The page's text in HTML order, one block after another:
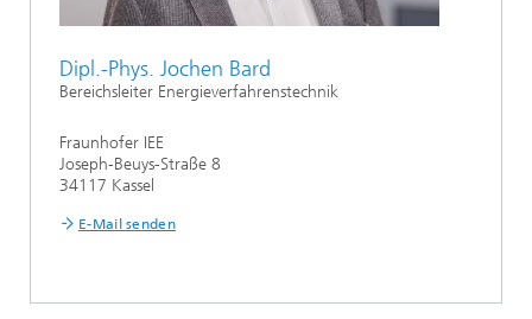
Dipl.-Phys. Jochen Bard
Bereichsleiter Energieverfahrenstechnik
Fraunhofer IEE
Joseph-Beuys-Straße 8
34117 Kassel
E-Mail senden